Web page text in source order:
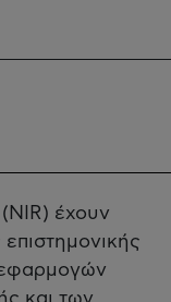
έχουν
εφαρμογών